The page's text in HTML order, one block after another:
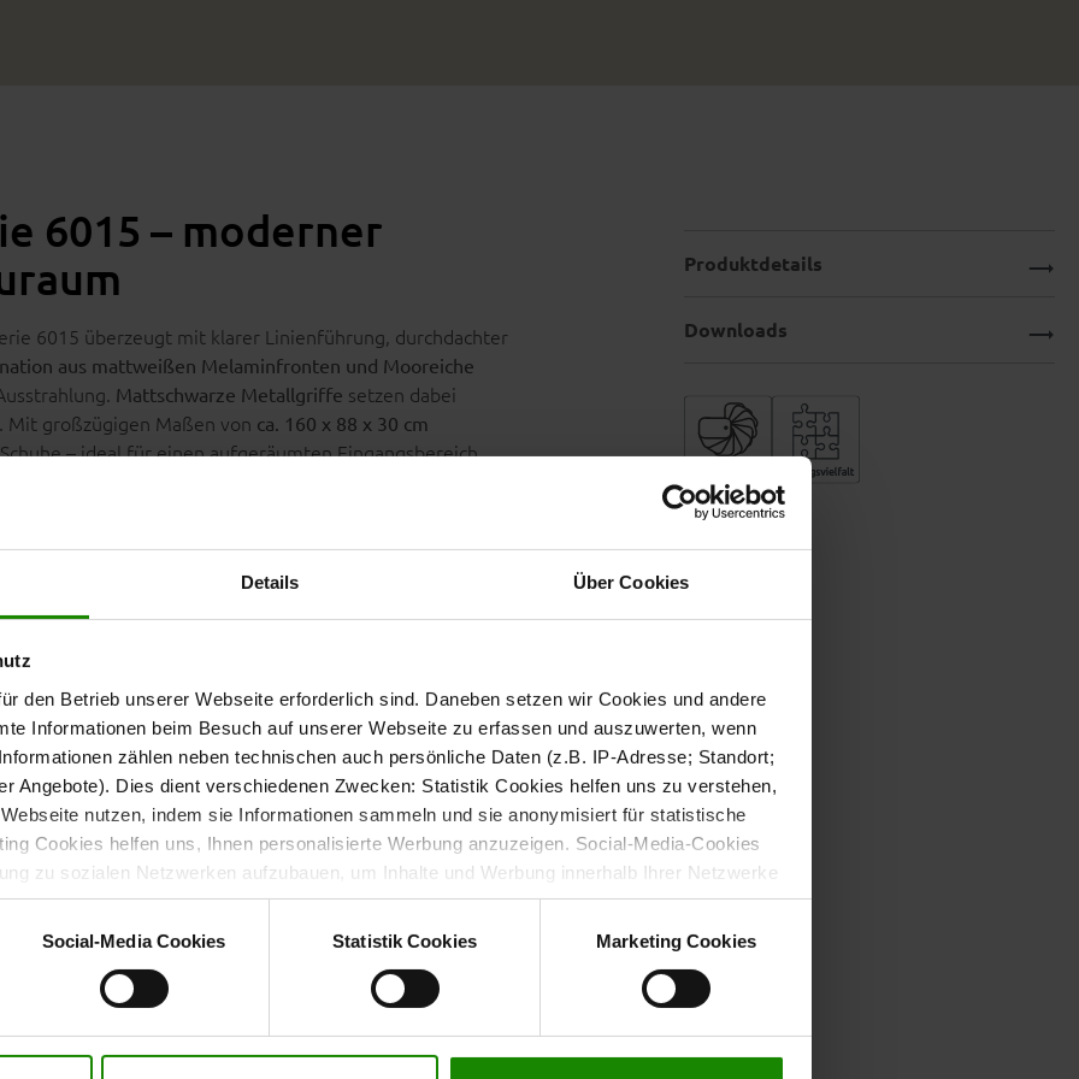
Details Über Cookies
den Betrieb unserer Webseite erforderlich sind. Daneben setzen wir Cookies und andere
Informationen beim Besuch auf unserer Webseite zu erfassen und auszuwerten, wenn
zählen neben technischen auch persönliche Daten (z.B. IP-Adresse; Standort;
Angebote). Dies dient verschiedenen Zwecken: Statistik Cookies helfen uns zu verstehen,
nutzen, indem sie Informationen sammeln und sie anonymisiert für statistische
Cookies helfen uns, Ihnen personalisierte Werbung anzuzeigen. Social-Media-Cookies
zu sozialen Netzwerken aufzubauen, um Inhalte und Werbung innerhalb Ihrer Netzwerke
welche Kategorien sie neben den notwendigen Cookies zulassen möchten.
Sie nur notwendige Cookies zulassen wollen, oder auf „ Einverstanden
“, wenn Sie mit
Wirkung für die Zukunft widerrufen. Für weitere Informationen lesen Sie bitte unsere
Social-Media Cookies Statistik Cookies Marketing Cookies
6015 – moderner
6015 überzeugt mit klarer Linienführung, durchdachter
aus mattweißen Melaminfronten und Mooreiche
Mattschwarze Metallgriffe setzen dabei
Mit großzügigen Maßen von ca. 160 x 88 x 30 cm
– ideal für einen aufgeräumten Eingangsbereich.
Schuhe
vielseitige Flurkommode bietet dir dieses Möbelstück
sich
Schuhgrößen anpassen und deine Schuhe
Tiefe macht diesen Schrank zur idealen Lösung für
einsatzbereit
Produktdetails
Downloads